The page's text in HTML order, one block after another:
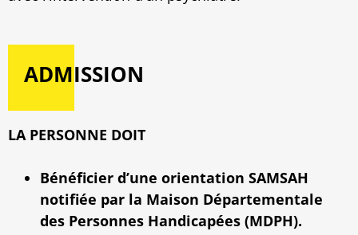
ADMISSION
LA PERSONNE DOIT
Bénéficier d’une orientation SAMSAH
notifiée par la Maison Départementale
des Personnes Handicapées (MDPH).